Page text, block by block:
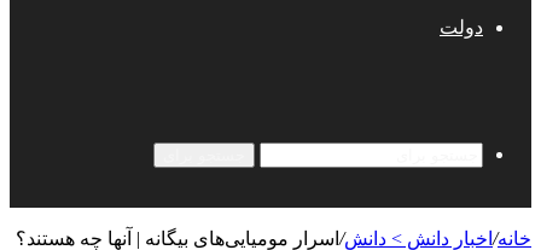
دولت
خانه/ اخبار دانش > دانش/ اسرار مومیایی‌های بیگانه | آنها چه هستند؟